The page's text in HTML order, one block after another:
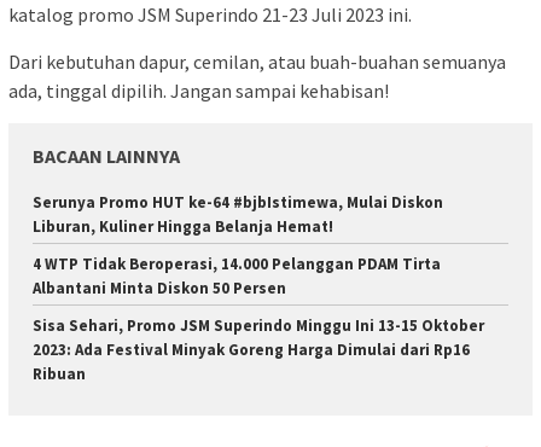
katalog promo JSM Superindo 21-23 Juli 2023 ini.
Dari kebutuhan dapur, cemilan, atau buah-buahan semuanya
ada, tinggal dipilih. Jangan sampai kehabisan!
BACAAN LAINNYA
Serunya Promo HUT ke-64 #bjbIstimewa, Mulai Diskon
Liburan, Kuliner Hingga Belanja Hemat!
4 WTP Tidak Beroperasi, 14.000 Pelanggan PDAM Tirta
Albantani Minta Diskon 50 Persen
Sisa Sehari, Promo JSM Superindo Minggu Ini 13-15 Oktober
2023: Ada Festival Minyak Goreng Harga Dimulai dari Rp16
Ribuan